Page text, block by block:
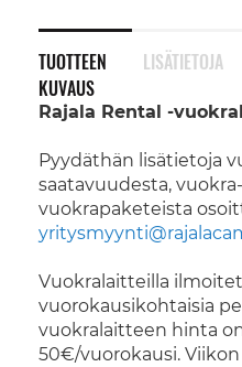
TUOTTEEN
KUVAUS
Rajala Rental -
Pyydäthän lisätietoja
saatavuudesta,
vuokrapaketeista
Vuokralaitteilla
vuorokausikohtaisia
vuokralaitteen hinta
50€/vuorokausi.
LISÄTIETOJA